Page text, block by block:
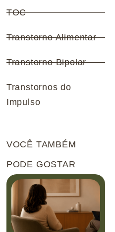
TOC
Transtorno Alimentar
Transtorno Bipolar
Transtornos do
Impulso
VOCÊ TAMBÉM
PODE GOSTAR